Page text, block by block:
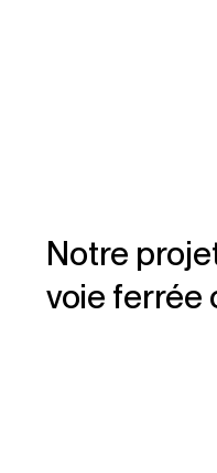
Notre
voie ferrée